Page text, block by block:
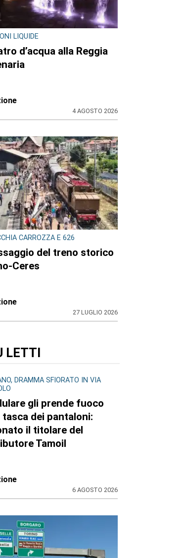
LIQUIDE
d’acqua alla Reggia
4 AGOSTO 2026
CARROZZA E 626
del treno storico
Ceres
27 LUGLIO 2026
LETTI
DRAMMA SFIORATO IN VIA
gli prende fuoco
tasca dei pantaloni:
il titolare del
Tamoil
6 AGOSTO 2026